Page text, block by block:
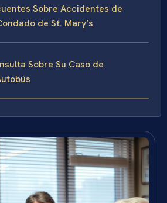
Sobre Accidentes de
de St. Mary’s
Sobre Su Caso de